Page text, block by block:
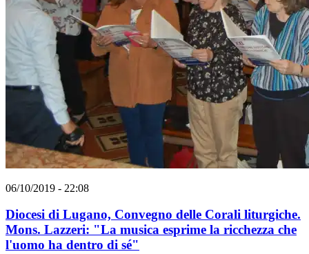
06/10/2019 - 22:08
Diocesi di Lugano, Convegno delle Corali liturgiche.
Mons. Lazzeri: "La musica esprime la ricchezza che
l'uomo ha dentro di sé"